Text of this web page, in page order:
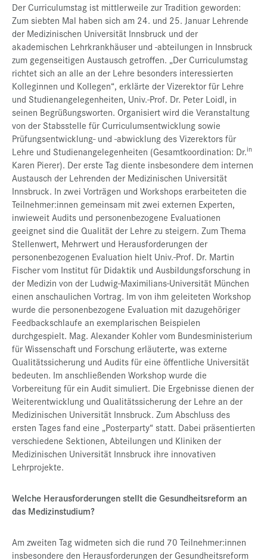
Der Curriculumstag ist mittlerweile zur Tradition geworden:
Zum siebten Mal haben sich am 24. und 25. Januar Lehrende
der Medizinischen Universität Innsbruck und der
akademischen Lehrkrankhäuser und -abteilungen in Innsbruck
zum gegenseitigen Austausch getroffen. „Der Curriculumstag
richtet sich an alle an der Lehre besonders interessierten
Kolleginnen und Kollegen“, erklärte der Vizerektor für Lehre
und Studienangelegenheiten, Univ.-Prof. Dr. Peter Loidl, in
seinen Begrüßungsworten. Organisiert wird die Veranstaltung
von der Stabsstelle für Curriculumsentwicklung sowie
Prüfungsentwicklung- und -abwicklung des Vizerektors für
Lehre und Studienangelegenheiten (Gesamtkoordination: Dr.in
Karen Pierer). Der erste Tag diente insbesondere dem internen
Austausch der Lehrenden der Medizinischen Universität
Innsbruck. In zwei Vorträgen und Workshops erarbeiteten die
Teilnehmer:innen gemeinsam mit zwei externen Experten,
inwieweit Audits und personenbezogene Evaluationen
geeignet sind die Qualität der Lehre zu steigern. Zum Thema
Stellenwert, Mehrwert und Herausforderungen der
personenbezogenen Evaluation hielt Univ.-Prof. Dr. Martin
Fischer vom Institut für Didaktik und Ausbildungsforschung in
der Medizin von der Ludwig-Maximilians-Universität München
einen anschaulichen Vortrag. Im von ihm geleiteten Workshop
wurde die personenbezogene Evaluation mit dazugehöriger
Feedbackschlaufe an exemplarischen Beispielen
durchgespielt. Mag. Alexander Kohler vom Bundesministerium
für Wissenschaft und Forschung erläuterte, was externe
Qualitätssicherung und Audits für eine öffentliche Universität
bedeuten. Im anschließenden Workshop wurde die
Vorbereitung für ein Audit simuliert. Die Ergebnisse dienen der
Weiterentwicklung und Qualitätssicherung der Lehre an der
Medizinischen Universität Innsbruck. Zum Abschluss des
ersten Tages fand eine „Posterparty“ statt. Dabei präsentierten
verschiedene Sektionen, Abteilungen und Kliniken der
Medizinischen Universität Innsbruck ihre innovativen
Lehrprojekte.
Welche Herausforderungen stellt die Gesundheitsreform an
das Medizinstudium?
Am zweiten Tag widmeten sich die rund 70 Teilnehmer:innen
insbesondere den Herausforderungen der Gesundheitsreform